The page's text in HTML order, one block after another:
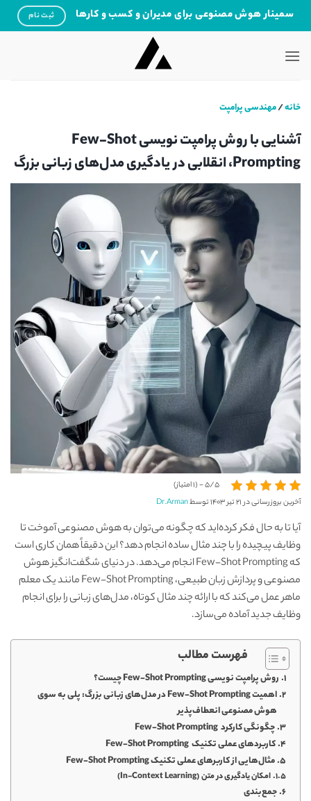
سمینار هوش مصنوعی برای مدیران و کسب و کارها ثبت نام
خانه/مهندسی پرامپت
آشنایی با روش پرامپت نویسی Few-Shot
Prompting، انقلابی در یادگیری مدل‌های زبانی بزرگ
5/5 - (1 امتیاز)
آخرین بروزرسانی در ۲۱ تیر ۱۴۰۳ توسط
Dr.Arman
آیا تا به حال فکر کرده‌اید که چگونه می‌توان به هوش مصنوعی آموخت تا
وظایف پیچیده را با چند مثال ساده انجام دهد؟ این دقیقاً همان کاری است
که Few-Shot Prompting انجام می‌دهد. در دنیای شگفت‌انگیز هوش
مصنوعی و پردازش زبان طبیعی، Few-Shot Prompting مانند یک معلم
ماهر عمل می‌کند که با ارائه چند مثال کوتاه، مدل‌های زبانی را برای انجام
وظایف جدید آماده می‌سازد.
فهرست مطالب
روش پرامپت نویسی Few-Shot Prompting چیست؟
اهمیت Few-Shot Prompting در مدل‌های زبانی بزرگ: پلی به سوی
هوش مصنوعی انعطاف‌پذیر
چگونگی کارکرد Few-Shot Prompting
کاربردهای عملی تکنیک Few-Shot Prompting
مثال‌هایی از کاربرهای عملی تکنیک Few-Shot Prompting
امکان یادگیری در متن (In-Context Learning)
جمع‌بندی